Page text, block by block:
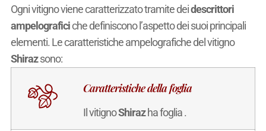
Ogni vitigno viene caratterizzato tramite deidescrittori
ampelograficiche definiscono l’aspetto dei suoi principali
elementi. Le caratteristiche ampelografiche del vitigno
Shirazsono:
Caratteristiche della foglia
Il vitignoShirazha foglia .